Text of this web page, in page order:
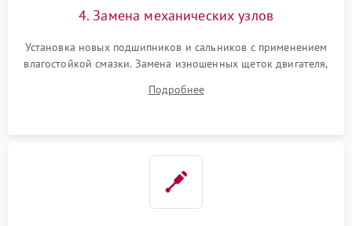
4. Замена механических узлов
Установка новых подшипников и сальников с применением
влагостойкой смазки. Замена изношенных щеток двигателя,
или поврежденной резиновой манжеты.
Подробнее